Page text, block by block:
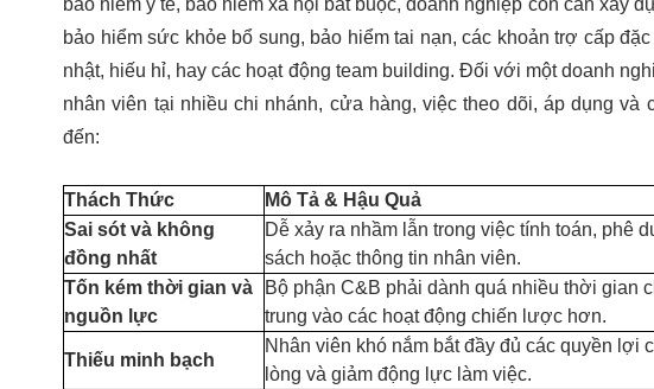
bảo hiểm sức khỏe bổ sung, bảo hiểm tai nạn, các khoản trợ cấp
nhật, hiếu hỉ, hay các hoạt động team building. Đối với một doanh
nhân viên tại nhiều chi nhánh, cửa hàng, việc theo dõi, áp dụng
đến:
Thách Thức
Mô Tả & Hậu Quả
Sai sót và không
đồng nhất
Dễ xảy ra nhầm lẫn trong việc tính toán, phê
sách hoặc thông tin nhân viên.
Tốn kém thời gian và
nguồn lực
Bộ phận C&B phải dành quá nhiều thời gian
trung vào các hoạt động chiến lược hơn.
Thiếu minh bạch
Nhân viên khó nắm bắt đầy đủ các quyền lợi
lòng và giảm động lực làm việc.